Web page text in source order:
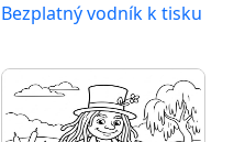
Bezplatný vodník k tisku